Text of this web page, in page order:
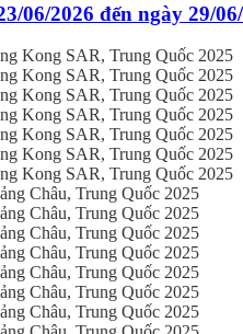
06/2026 đến ngày 29/
Kong SAR, Trung Quốc 2025
Kong SAR, Trung Quốc 2025
Kong SAR, Trung Quốc 2025
Kong SAR, Trung Quốc 2025
Kong SAR, Trung Quốc 2025
Kong SAR, Trung Quốc 2025
Kong SAR, Trung Quốc 2025
Châu, Trung Quốc 2025
Châu, Trung Quốc 2025
Châu, Trung Quốc 2025
Châu, Trung Quốc 2025
Châu, Trung Quốc 2025
Châu, Trung Quốc 2025
Châu, Trung Quốc 2025